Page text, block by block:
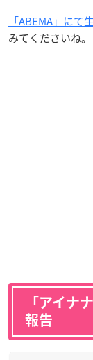
「ABEMA」にて
みてくださいね。
「アイナ
報告